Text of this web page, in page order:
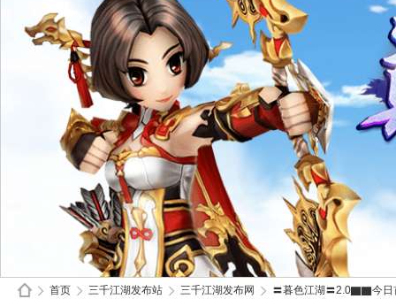
首页 三千江湖发布站 三千江湖发布网 〓暮色江湖〓2.0▇▇今